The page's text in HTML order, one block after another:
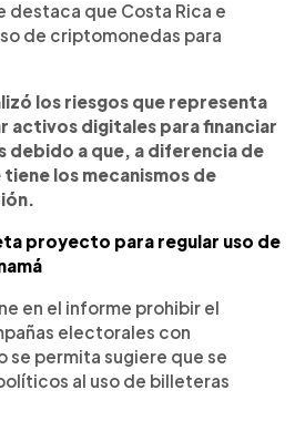
destaca que Costa Rica e
de criptomonedas para
los riesgos que representa
activos digitales para financiar
debido a que, a diferencia de
los mecanismos de
proyecto para regular uso de
en el informe prohibir el
electorales con
se permita sugiere que se
al uso de billeteras